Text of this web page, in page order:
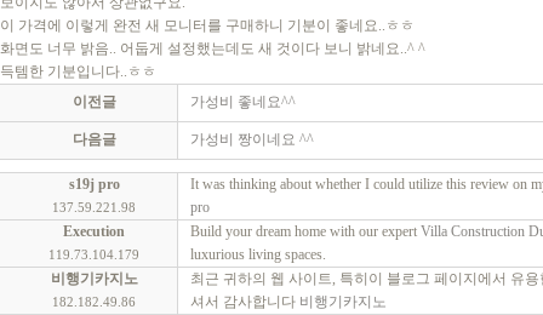
이 가격에 이렇게 완전 새 모니터를 구매하니 기분이 좋네요..ㅎㅎ
화면도 너무 밝음.. 어둡게 설정했는데도 새 것이다 보니 밝네요..^ ^
득템한 기분입니다..ㅎㅎ
이전글
가성비 좋네요^^
다음글 가성비 짱이네요 ^^
s19j pro
137.59.221.98
It was thinking about whether I could utilize this review on
pro
Execution
119.73.104.179
Build your dream home with our expert Villa Construction
luxurious living spaces.
비행기카지노
182.182.49.86
최근 귀하의 웹 사이트, 특히이 블로그 페이지에서 유
셔서 감사합니다 비행기카지노